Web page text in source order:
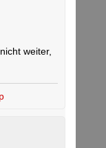
weiter,